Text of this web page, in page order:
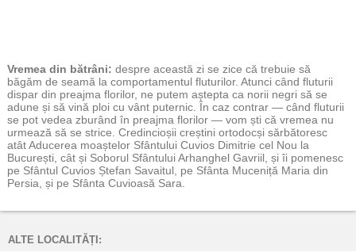
Vremea din bătrâni: despre această zi se zice că trebuie să
băgăm de seamă la comportamentul fluturilor. Atunci când fluturii
dispar din preajma florilor, ne putem aștepta ca norii negri să se
adune și să vină ploi cu vânt puternic. În caz contrar — când fluturii
se pot vedea zburând în preajma florilor — vom ști că vremea nu
urmează să se strice. Credincioșii creștini ortodocși sărbătoresc
atât Aducerea moaștelor Sfântului Cuvios Dimitrie cel Nou la
București, cât și Soborul Sfântului Arhanghel Gavriil, și îi pomenesc
pe Sfântul Cuvios Ștefan Savaitul, pe Sfânta Muceniță Maria din
Persia, și pe Sfânta Cuvioasă Sara.
ALTE LOCALITĂȚI: